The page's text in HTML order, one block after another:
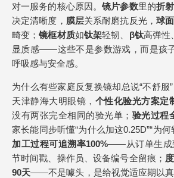
对一服务的核心原因。镜片参数里的折
决定清晰度， 膜层关系耐磨抗反光， 球
畸变；镜框材质如钛架轻韧、 β钛高弹性
显质感——这些不是参数游戏，而是孩
呼吸感与安全感。
为什么有些家庭反复换镜却总说“不舒服
天津静海大明眼镜， 个性化验光方案定
没有两张完全相同的验光单； 验光过程
家长能同步听懂“为什么加这0.25D”“为何
加工过程可追溯率100%——从订单生成
节时间戳、操作员、设备编号全留痕；
90天——不是噱头，是给视觉适应期以真